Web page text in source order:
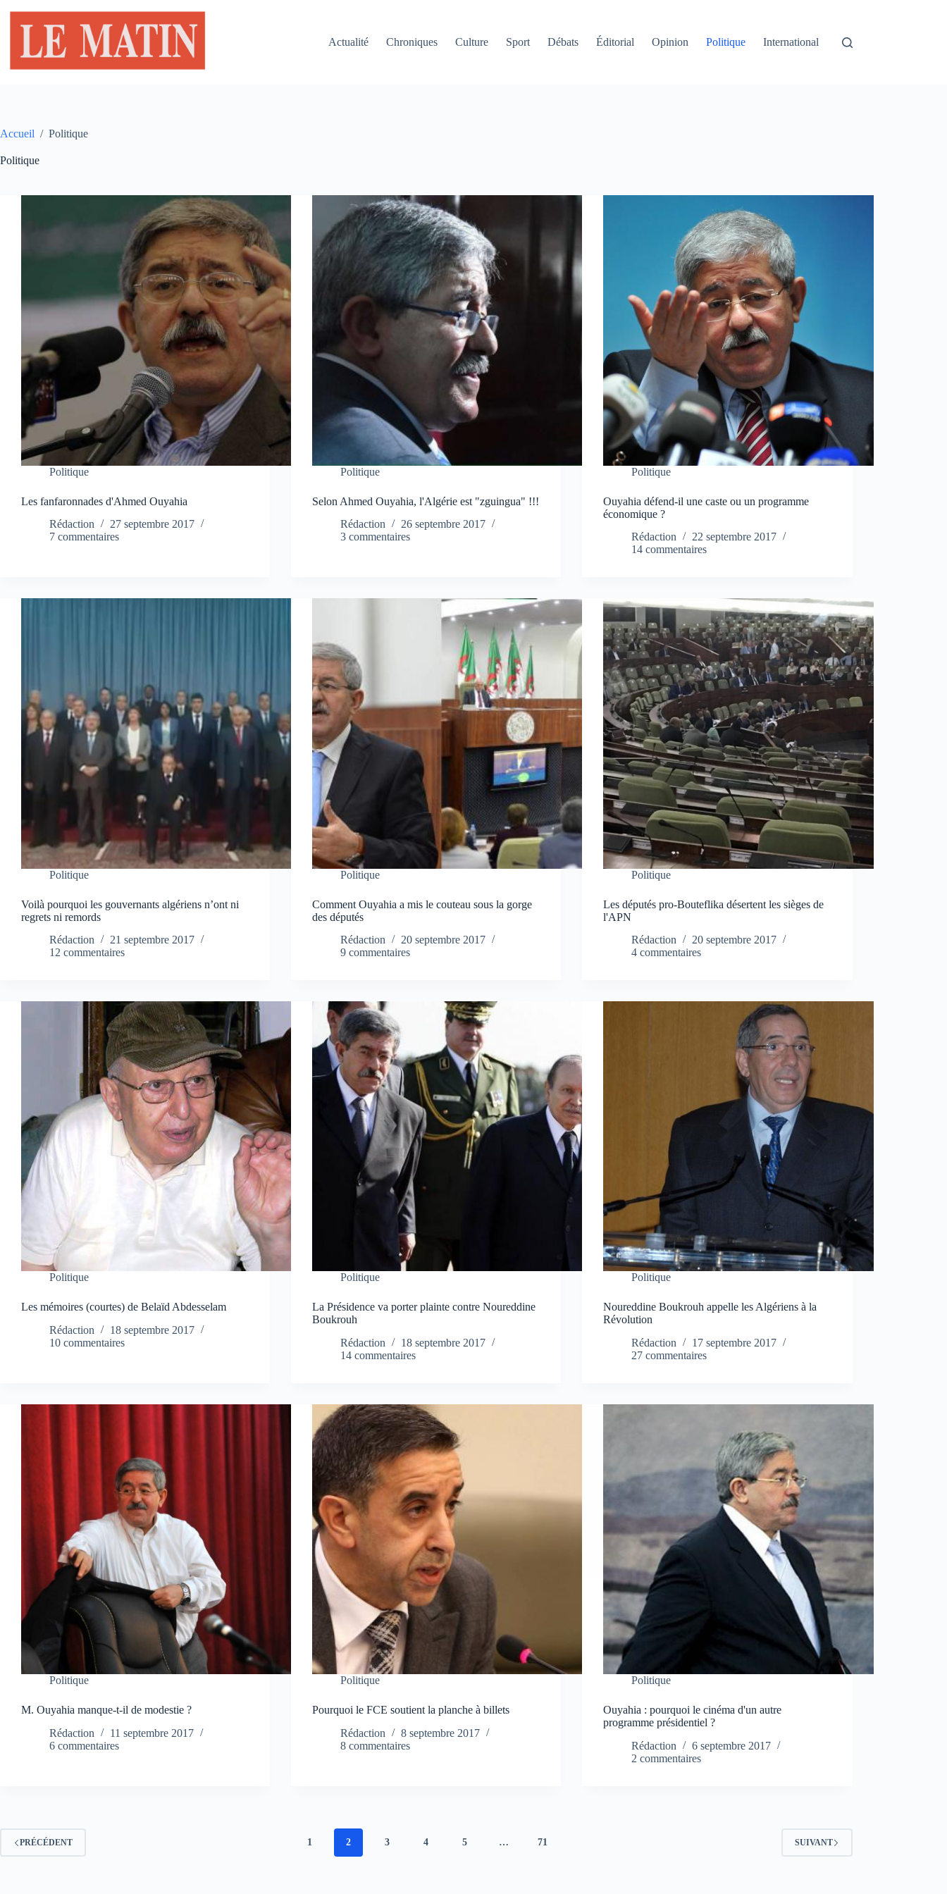
contenu
Actualité
Chroniques Culture Sport Débats Éditorial Opinion Politique International
Accueil / Politique
Politique
Politique
Les fanfaronnades d'Ahmed Ouyahia
Rédaction
27 septembre 2017
7 commentaires
Politique
Selon Ahmed Ouyahia, l'Algérie est "zguingua" !!!
Rédaction
26 septembre 2017
3 commentaires
Politique
Ouyahia défend-il une caste ou un programme
économique ?
Rédaction
22 septembre 2017
14 commentaires
Politique
Voilà pourquoi les gouvernants algériens n’ont ni
regrets ni remords
Rédaction
21 septembre 2017
12 commentaires
Politique
Comment Ouyahia a mis le couteau sous la gorge
des députés
Rédaction
20 septembre 2017
9 commentaires
Politique
Les députés pro-Bouteflika désertent les sièges de
l'APN
Rédaction
20 septembre 2017
4 commentaires
Politique
Les mémoires (courtes) de Belaïd Abdesselam
Rédaction
18 septembre 2017
10 commentaires
Politique
La Présidence va porter plainte contre Noureddine
Boukrouh
Rédaction
18 septembre 2017
14 commentaires
Politique
Noureddine Boukrouh appelle les Algériens à la
Révolution
Rédaction
17 septembre 2017
27 commentaires
Politique
M. Ouyahia manque-t-il de modestie ?
Rédaction
11 septembre 2017
6 commentaires
Politique
Pourquoi le FCE soutient la planche à billets
Rédaction
8 septembre 2017
8 commentaires
Politique
Ouyahia : pourquoi le cinéma d'un autre
programme présidentiel ?
Rédaction
6 septembre 2017
2 commentaires
PRÉCÉDENT 1 2 3 4 5 … 71 SUIVANT